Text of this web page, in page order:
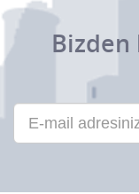
Basın & Medya